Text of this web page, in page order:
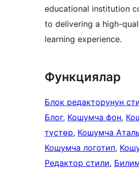
educational institution
to delivering a high-
learning experience.
Функциялар
Блок редакторунун
Блог, Кошумча фон,
түстөр, Кошумча
Кошумча логотип,
Редактор стили,